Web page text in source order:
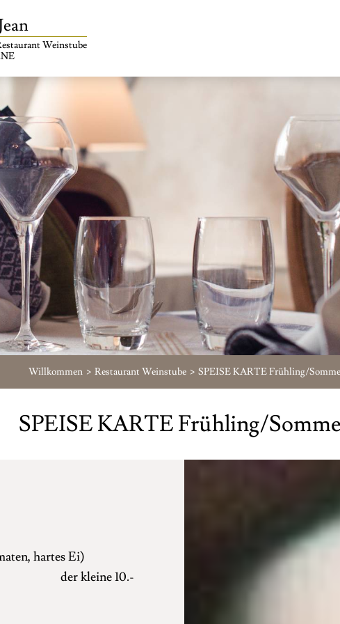
Weinstube
Willkommen Restaurant Weinstube SPEISE KARTE Frühling/
SPEISE KARTE Frühling/
hartes Ei)
10.-